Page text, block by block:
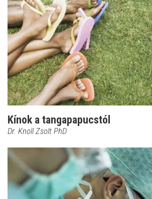
Kínok a tangapapucstól
Dr. Knoll Zsolt PhD